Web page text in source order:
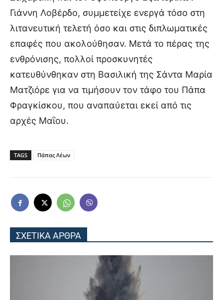
Γιάννη Λοβέρδο, συμμετείχε ενεργά τόσο στη
λιτανευτική τελετή όσο και στις διπλωματικές
επαφές που ακολούθησαν. Μετά το πέρας της
ενθρόνισης, πολλοί προσκυνητές
κατευθύνθηκαν στη Βασιλική της Σάντα Μαρία
Ματζιόρε για να τιμήσουν τον τάφο του Πάπα
Φραγκίσκου, που αναπαύεται εκεί από τις
αρχές Μαΐου.
TAGS Πάπας Λέων
ΣΧΕΤΙΚΑ ΑΡΘΡΑ